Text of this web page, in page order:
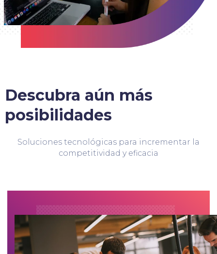
Descubra aún más
posibilidades
Soluciones tecnológicas para incrementar la
competitividad y eficacia